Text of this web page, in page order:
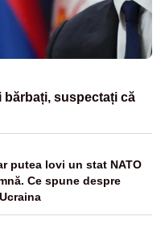
suspectați că
putea lovi un stat NATO
Ce spune despre